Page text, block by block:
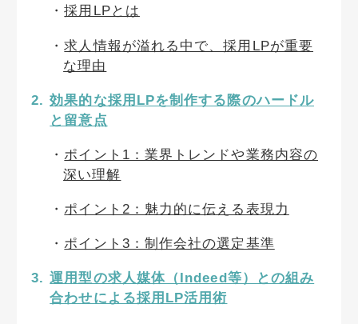
採用LPとは
求人情報が溢れる中で、採用LPが重要
な理由
効果的な採用LPを制作する際のハードル
と留意点
ポイント1：業界トレンドや業務内容の
深い理解
ポイント2：魅力的に伝える表現力
ポイント3：制作会社の選定基準
運用型の求人媒体（Indeed等）との組み
合わせによる採用LP活用術